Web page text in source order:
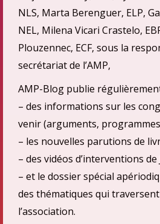
NLS, Marta Berenguer, ELP,
NEL, Milena Vicari Crastelo,
Plouzennec, ECF, sous la
secrétariat de l’AMP,
AMP-Blog publie
– des informations sur les
venir (arguments,
– les nouvelles parutions de
– des vidéos d’interventions
– et le dossier spécial
des thématiques qui traversent
l’association.